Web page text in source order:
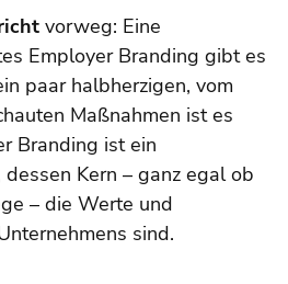
vorweg: Eine
Employer Branding gibt es
paar halbherzigen, vom
Maßnahmen ist es
Branding ist ein
Kern – ganz egal ob
– die Werte und
sind.